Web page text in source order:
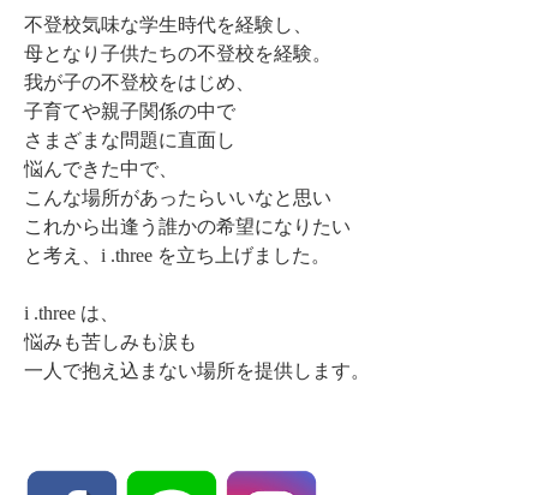
不登校気味な学生時代を経験し、
母となり子供たちの不登校を経験。
我が子の不登校をはじめ、
子育てや親子関係の中で
さまざまな問題に直面し
悩んできた中で、
こんな場所があったらいいなと思い
これから出逢う誰かの希望になりたい
と考え、i .three を立ち上げました。
i .three は、
悩みも苦しみも涙も
一人で抱え込まない場所を提供します。